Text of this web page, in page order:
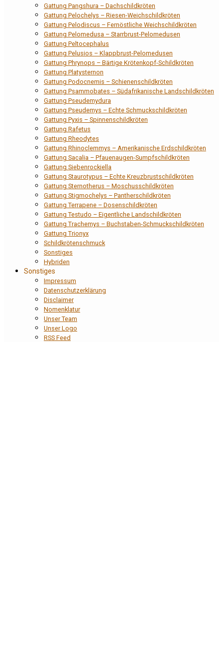
Gattung Pangshura – Dachschildkröten
Gattung Pelochelys – Riesen-Weichschildkröten
Gattung Pelodiscus – Fernöstliche Weichschildkröten
Gattung Pelomedusa – Starrbrust-Pelomedusen
Gattung Peltocephalus
Gattung Pelusios – Klappbrust-Pelomedusen
Gattung Phrynops – Bärtige Krötenkopf-Schildkröten
Gattung Platysternon
Gattung Podocnemis – Schienenschildkröten
Gattung Psammobates – Südafrikanische Landschildkröten
Gattung Pseudemydura
Gattung Pseudemys – Echte Schmuckschildkröten
Gattung Pyxis – Spinnenschildkröten
Gattung Rafetus
Gattung Rheodytes
Gattung Rhinoclemmys – Amerikanische Erdschildkröten
Gattung Sacalia – Pfauenaugen-Sumpfschildkröten
Gattung Siebenrockiella
Gattung Staurotypus – Echte Kreuzbrustschildkröten
Gattung Sternotherus – Moschusschildkröten
Gattung Stigmochelys – Pantherschildkröten
Gattung Terrapene – Dosenschildkröten
Gattung Testudo – Eigentliche Landschildkröten
Gattung Trachemys – Buchstaben-Schmuckschildkröten
Gattung Trionyx
Schildkrötenschmuck
Sonstiges
Hybriden
Sonstiges
Impressum
Datenschutzerklärung
Disclaimer
Nomenklatur
Unser Team
Unser Logo
RSS Feed